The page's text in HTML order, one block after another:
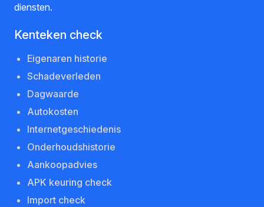
diensten.
Kenteken check
Eigenaren historie
Schadeverleden
Dagwaarde
Autokosten
Internetgeschiedenis
Onderhoudshistorie
Aankoopadvies
APK keuring check
Import check